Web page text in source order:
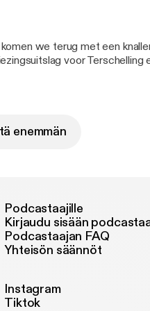
we terug met een
voor Terschelling
heeft het een en ander
enemmän
Podcastaajille
Kirjaudu sisään
Podcastaajan FAQ
Yhteisön säännöt
Instagram
Tiktok